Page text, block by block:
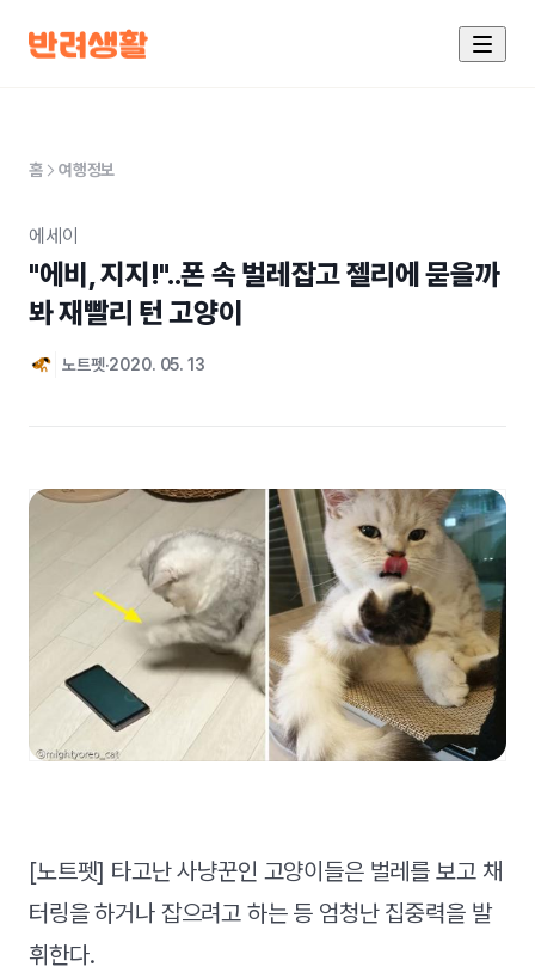
홈 여행정보
에세이
"에비, 지지!"..폰 속 벌레잡고 젤리에 묻을까
봐 재빨리 턴 고양이
노트펫 2020. 05. 13
[노트펫] 타고난 사냥꾼인 고양이들은 벌레를 보고 채
터링을 하거나 잡으려고 하는 등 엄청난 집중력을 발
휘한다.